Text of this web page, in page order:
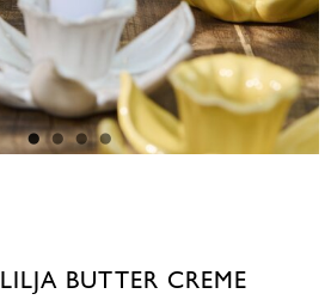
BUTTER CREME